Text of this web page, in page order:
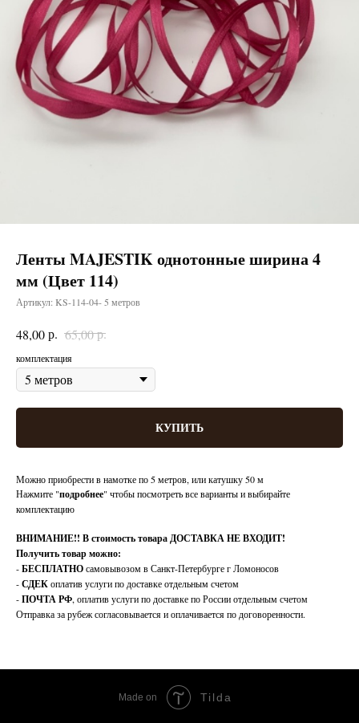
Ленты MAJESTIK однотонные ширина 4
мм (Цвет 114)
Артикул: KS-114-04- 5 метров
48,00р. 65,00р.
комплектация
КУПИТЬ
Можно приобрести в намотке по 5 метров, или катушку 50 м
Нажмите "подробнее" чтобы посмотреть все варианты и выбирайте
комплектацию
ВНИМАНИЕ!! В стоимость товара ДОСТАВКА НЕ ВХОДИТ!
Получить товар можно:
-БЕСПЛАТНОсамовывозом в Санкт-Петербурге г Ломоносов
-СДЕКоплатив услуги по доставке отдельным счетом
-ПОЧТА РФ, оплатив услуги по доставке по России отдельным счетом
Отправка за рубеж согласовывается и оплачивается по договоренности.
Made on Tilda